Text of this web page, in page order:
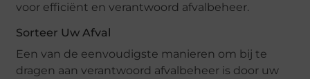
voor efficiënt en verantwoord afvalbeheer.
Sorteer Uw Afval
Een van de eenvoudigste manieren om bij te
dragen aan verantwoord afvalbeheer is door uw